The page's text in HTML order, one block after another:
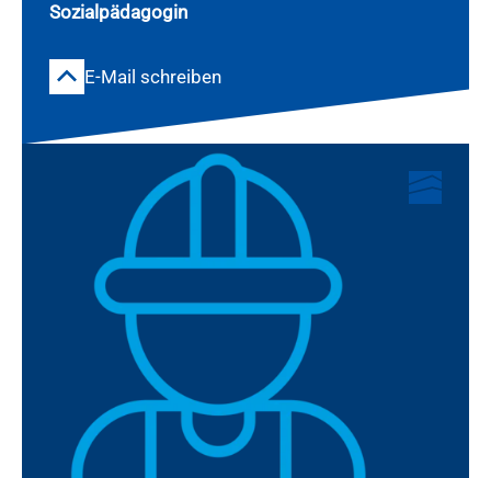
Sozialpädagogin
E-Mail schreiben